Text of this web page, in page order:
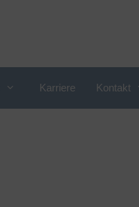
Karriere Kontakt